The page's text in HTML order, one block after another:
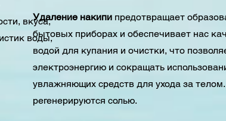
вкуса,
воды,
Удаление накипипредотвращает
бытовых приборах и обеспечивает нас
водой для купания и очистки, что
электроэнергию и сокращать
увлажняющих средств для ухода за
регенерируются солью.